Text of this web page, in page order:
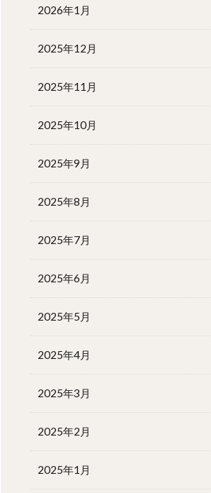
2026年1月
2025年12月
2025年11月
2025年10月
2025年9月
2025年8月
2025年7月
2025年6月
2025年5月
2025年4月
2025年3月
2025年2月
2025年1月